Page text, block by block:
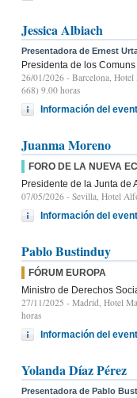
Jessica Albiach
Presentadora de Ernest
Presidenta de los
26/01/2026 - Barcelona, Hotel
668) 9.00 horas
Información del
Juanma Moreno
FORO DE LA NUEVA
Presidente de la Junta de
07/05/2026 - Sevilla, Hotel
Información del
Pablo Bustinduy
FÓRUM EUROPA
Ministro de Derechos
27/11/2025 - Madrid, Hotel
horas
Información del
Yolanda Díaz Pérez
Presentadora de Pablo